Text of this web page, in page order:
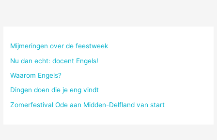
Mijmeringen over de feestweek
Nu dan echt: docent Engels!
Waarom Engels?
Dingen doen die je eng vindt
Zomerfestival Ode aan Midden-Delfland van start